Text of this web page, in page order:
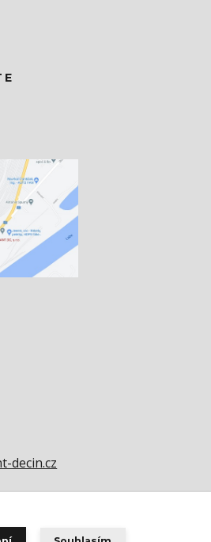
decin.cz